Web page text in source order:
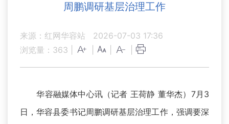
周鹏调研基层治理工作
来源：红网华容站
2026-07-03 17:36
浏览量： 363
华容融媒体中心讯（记者 王荷静 董华杰）7月3
日，华容县委书记周鹏调研基层治理工作，强调要深